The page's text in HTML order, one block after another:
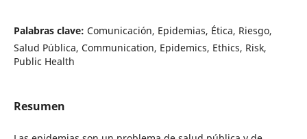
Palabras clave: Comunicación, Epidemias, Ética, Riesgo,
Salud Pública, Communication, Epidemics, Ethics, Risk,
Public Health
Resumen